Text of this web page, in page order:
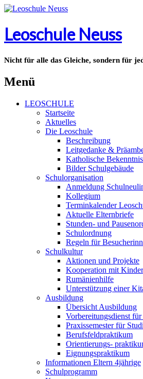
Leoschule Neuss
Nicht für alle das Gleiche, sondern für
Menü
LEOSCHULE
Startseite
Aktuelles
Die Leoschule
Beschreibung
Leitgedanke &
Katholische
Bilder Schulgebäude
Schulorganisation
Anmeldung
Kollegium
Terminkalender
Aktuelle Elternbriefe
Stunden- und
Schulordnung
Regeln für
Schulkultur
Aktionen und Projekte
Kooperation mit
Rumänienhilfe
Unterstützung einer
Ausbildung
Übersicht Ausbildung
Vorbereitungsdienst
Praxissemester für
Berufsfeldpraktikum
Orientierungs-
Eignungspraktikum
Informationen Eltern 4jährige
Schulprogramm